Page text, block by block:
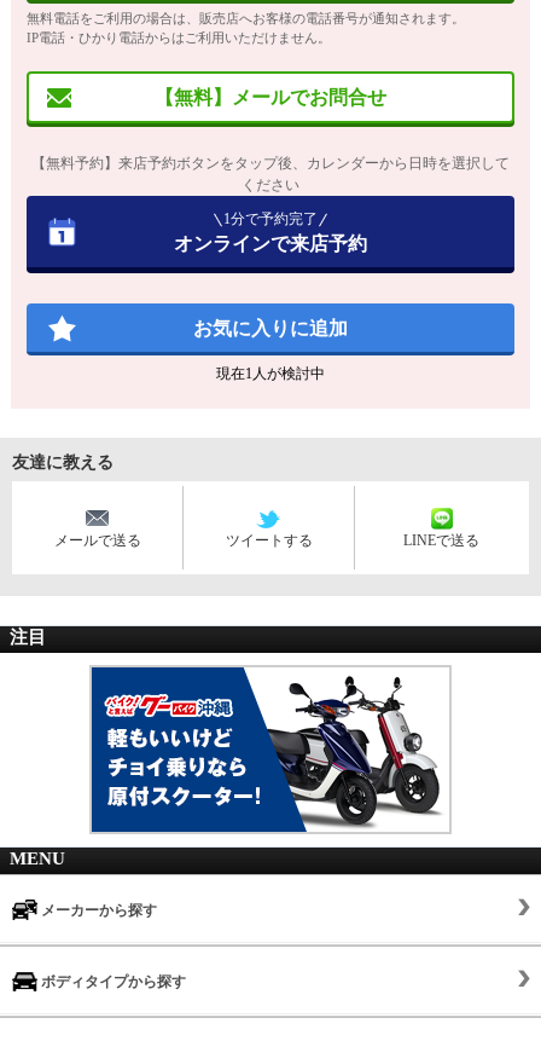
無料電話をご利用の場合は、販売店へお客様の電話番号が通知されます。
IP電話・ひかり電話からはご利用いただけません。
【無料】メールでお問合せ
【無料予約】来店予約ボタンをタップ後、カレンダーから日時を選択して
ください
1分で予約完了
オンラインで来店予約
お気に入りに追加
現在1人が検討中
友達に教える
メールで送る ツイートする LINEで送る
注目
MENU
メーカーから探す
ボディタイプから探す